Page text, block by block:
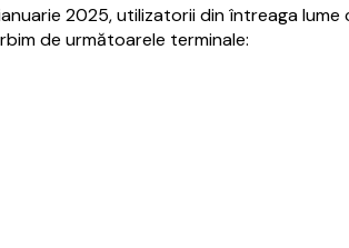
2025, utilizatorii din întreaga
de următoarele terminale: